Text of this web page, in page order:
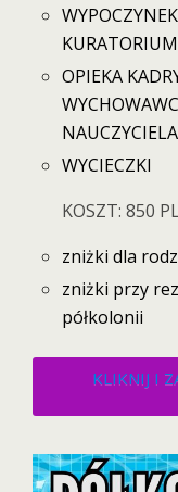
OPIEKA
WYCIECZKI
KOSZT: 850
zniżki dla
zniżki przy
półkolonii
KLIKNIJ I